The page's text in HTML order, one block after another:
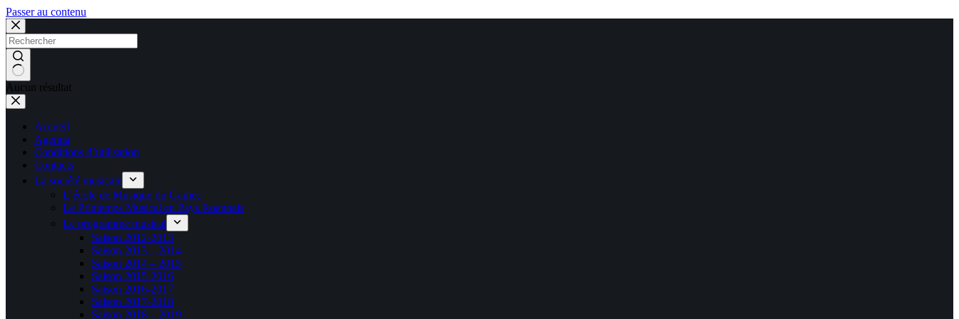
Passer au contenu
Aucun résultat
Accueil
Agenda
Conditions d’utilisation
Contacts
La société musicale
L’école de Musique du Gamec
Le Printemps Musical en Pays Roannais
Le programme musical
Saison 2012-2013
Saison 2013 – 2014
Saison 2014 – 2015
Saison 2015-2016
Saison 2016-2017
Saison 2017-2018
Saison 2018 – 2019